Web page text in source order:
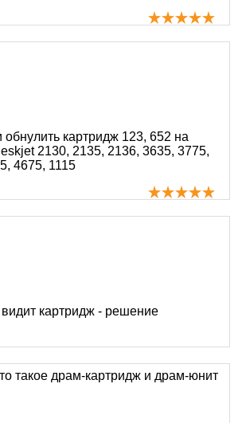
обнулить картридж 123, 652 на
2130, 2135, 2136, 3635, 3775,
4675, 1115
картридж - решение
такое драм-картридж и драм-юнит